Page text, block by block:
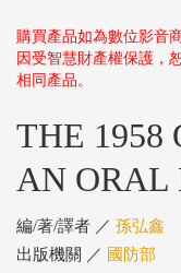
購買產品如為數位影音
因受智慧財產權保護，
相同產品。
THE 1958
AN ORAL
編/著/譯者 ／ 孫弘鑫
出版機關 ／ 國防部